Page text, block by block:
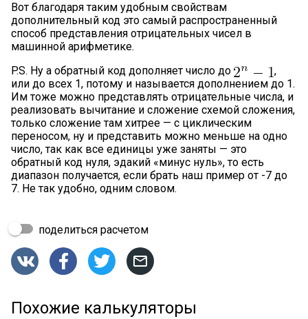
Вот благодаря таким удобным свойствам
дополнительный код это самый распространенный
способ представления отрицательных чисел в
машинной арифметике.
P.S. Ну а обратный код дополняет число до
,
или до всех 1, потому и называется дополнением до 1.
Им тоже можно представлять отрицательные числа, и
реализовать вычитание и сложение схемой сложения,
только сложение там хитрее — с циклическим
переносом, ну и представить можно меньше на одно
число, так как все единицы уже заняты — это
обратный код нуля, эдакий «минус нуль», то есть
диапазон получается, если брать наш пример от -7 до
7. Не так удобно, одним словом.
поделиться расчетом
   
Похожие калькуляторы